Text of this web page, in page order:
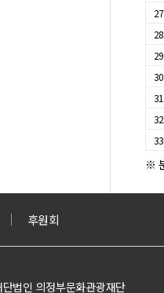
27
28
29
30
31
32
33
※
후원회
도시공사
단법인 의정부문화관광재단